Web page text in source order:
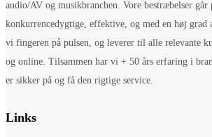
audio/AV og musikbranchen. Vore bestræbelser
konkurrencedygtige, effektive, og med en høj grad
vi fingeren på pulsen, og leverer til alle relevante
og online. Tilsammen har vi + 50 års erfaring i
er sikker på og få den rigtige service.
Links